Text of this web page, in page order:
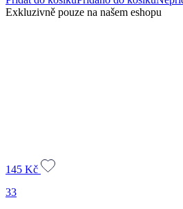
Exkluzivně pouze na našem eshopu
145 Kč
33